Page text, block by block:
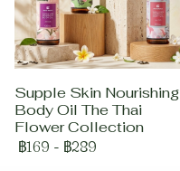
Supple Skin Nourishing
Body Oil The Thai
Flower Collection
฿169 - ฿289